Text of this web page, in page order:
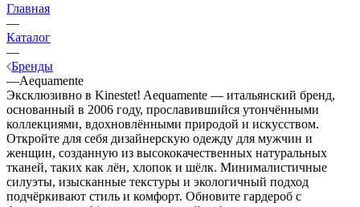
Главная
—
Каталог
—
Бренды
—Aequamente
Эксклюзивно в Kinestet! Aequamente — итальянский бренд,
основанный в 2006 году, прославившийся утончёнными
коллекциями, вдохновлёнными природой и искусством.
Откройте для себя дизайнерскую одежду для мужчин и
женщин, созданную из высококачественных натуральных
тканей, таких как лён, хлопок и шёлк. Минималистичные
силуэты, изысканные текстуры и экологичный подход
подчёркивают стиль и комфорт. Обновите гардероб с